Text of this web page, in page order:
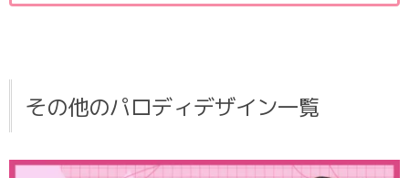
その他のパロディデザイン一覧